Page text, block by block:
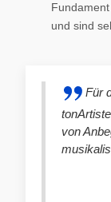
und sind
Für
von